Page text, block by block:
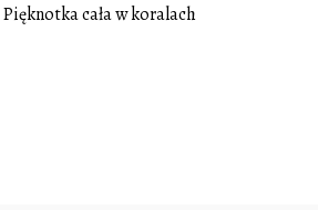
Pięknotka cała w koralach